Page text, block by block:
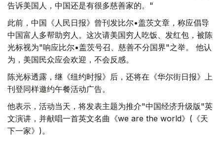
告诉美国人，中国还是有很多慈善家的。"
此前，中国《人民日报》曾刊发比尔•盖茨文章，称应倡导
中国富人多帮助穷人。这次请美国穷人吃饭、发红包，被陈
光标视为"响应比尔•盖茨号召、慈善不分国界"之举。 他认
为，美国民众应会欢迎，不会反感。
陈光标透露，继《纽约时报》后，还将在《华尔街日报》上
刊登同样邀约午餐活动广告。
他表示，活动当天，将发表主题为推介"中国经济升级版"英
文演讲，并献唱一首英文名曲《we are the world》(《天
下一家》)。